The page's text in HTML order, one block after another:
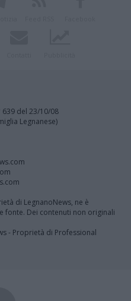
639 del 23/10/08
Legnanese)
di LegnanoNews, ne è
fonte. Dei contenuti non originali
- Proprietà di Professional